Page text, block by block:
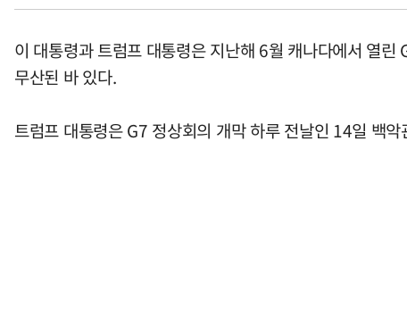
이 대통령과 트럼프 대통령은 지난해 6월 캐나다에서 열
무산된 바 있다.
트럼프 대통령은 G7 정상회의 개막 하루 전날인 14일 백